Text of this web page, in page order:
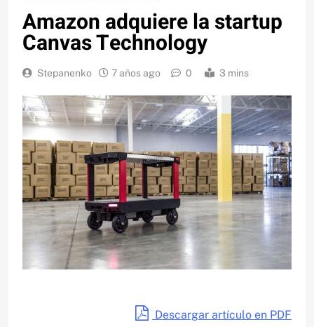
Amazon adquiere la startup
Canvas Technology
Stepanenko 7 años ago 0 3 mins
Descargar artículo en PDF